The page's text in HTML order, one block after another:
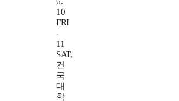
10
FRI
-
11
SAT,
건
국
대
학